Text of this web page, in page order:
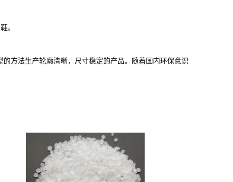
。
方法生产轮廓清晰，尺寸稳定的产品。随着国内环保意识